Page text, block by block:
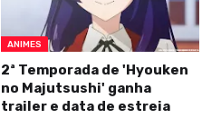
ANIMES
2ª Temporada de 'Hyouken
no Majutsushi' ganha
trailer e data de estreia